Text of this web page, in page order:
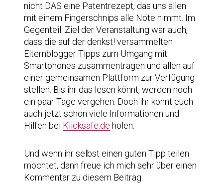
nicht DAS eine Patentrezept, das uns allen
mit einem Fingerschnips alle Nöte nimmt. Im
Gegenteil: Ziel der Veranstaltung war auch,
dass die auf der denkst! versammelten
Elternblogger Tipps zum Umgang mit
Smartphones zusammentragen und allen auf
einer gemeinsamen Plattform zur Verfügung
stellen. Bis ihr das lesen könnt, werden noch
ein paar Tage vergehen. Doch ihr könnt euch
auch jetzt schon viele Informationen und
Hilfen bei Klicksafe.de holen.
Und wenn ihr selbst einen guten Tipp teilen
möchtet, dann freue ich mich sehr über einen
Kommentar zu diesem Beitrag.